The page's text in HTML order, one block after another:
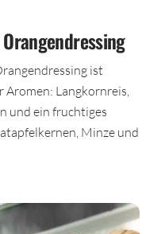
ist
Langkornreis,
und ein fruchtiges
Minze und